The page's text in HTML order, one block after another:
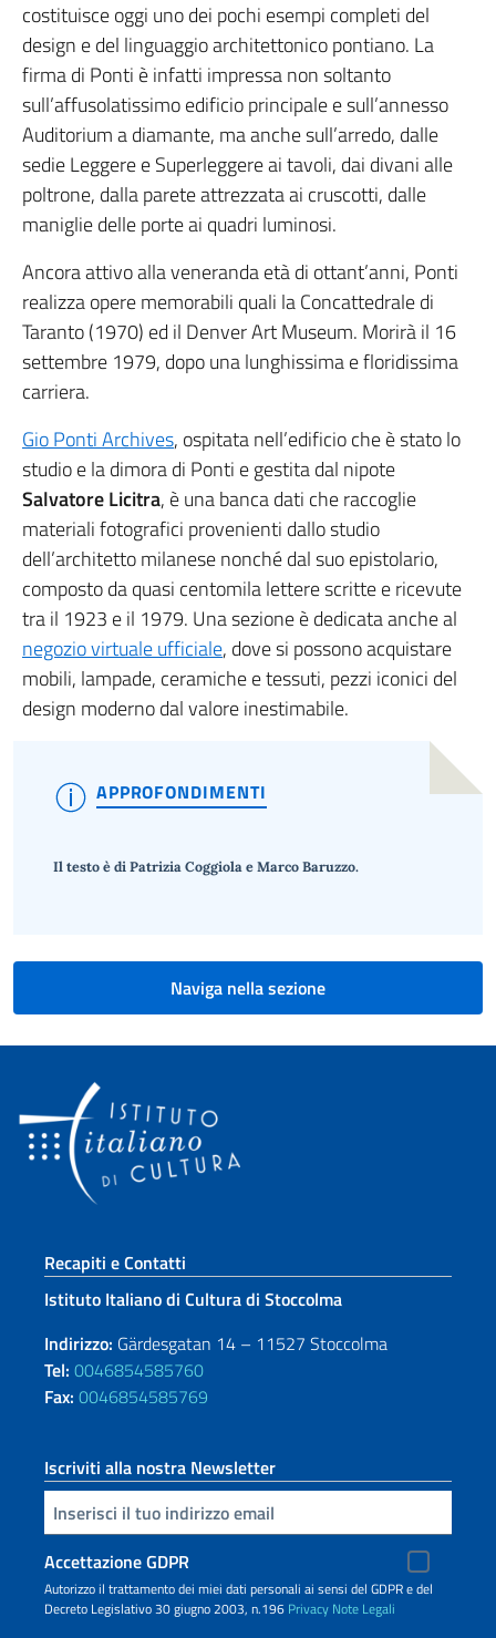
costituisce oggi uno dei pochi esempi completi del
design e del linguaggio architettonico pontiano. La
firma di Ponti è infatti impressa non soltanto
sull’affusolatissimo edificio principale e sull’annesso
Auditorium a diamante, ma anche sull’arredo, dalle
sedie Leggere e Superleggere ai tavoli, dai divani alle
poltrone, dalla parete attrezzata ai cruscotti, dalle
maniglie delle porte ai quadri luminosi.
Ancora attivo alla veneranda età di ottant’anni, Ponti
realizza opere memorabili quali la Concattedrale di
Taranto (1970) ed il Denver Art Museum. Morirà il 16
settembre 1979, dopo una lunghissima e floridissima
carriera.
Gio Ponti Archives, ospitata nell’edificio che è stato lo
studio e la dimora di Ponti e gestita dal nipote
Salvatore Licitra, è una banca dati che raccoglie
materiali fotografici provenienti dallo studio
dell’architetto milanese nonché dal suo epistolario,
composto da quasi centomila lettere scritte e ricevute
tra il 1923 e il 1979. Una sezione è dedicata anche al
negozio virtuale ufficiale, dove si possono acquistare
mobili, lampade, ceramiche e tessuti, pezzi iconici del
design moderno dal valore inestimabile.
APPROFONDIMENTI
Il testo è di Patrizia Coggiola e Marco Baruzzo.
Naviga nella sezione
Sezione footer
Recapiti e Contatti
Istituto Italiano di Cultura di Stoccolma
Indirizzo: Gärdesgatan 14 – 11527 Stoccolma
Tel: 0046854585760
Fax: 0046854585769
Iscriviti alla nostra Newsletter
Inserisci la tua email
Accettazione GDPR
Autorizzo il trattamento dei miei dati personali ai sensi del GDPR e del
Decreto Legislativo 30 giugno 2003, n.196 Privacy Note Legali